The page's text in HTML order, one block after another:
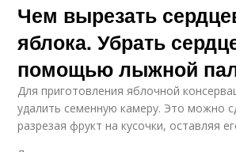
Чем вырезать
яблока. Убрать
помощью лыжной
Для приготовления яблочной
удалить семенную камеру. Это можно
разрезая фрукт на кусочки, оставляя